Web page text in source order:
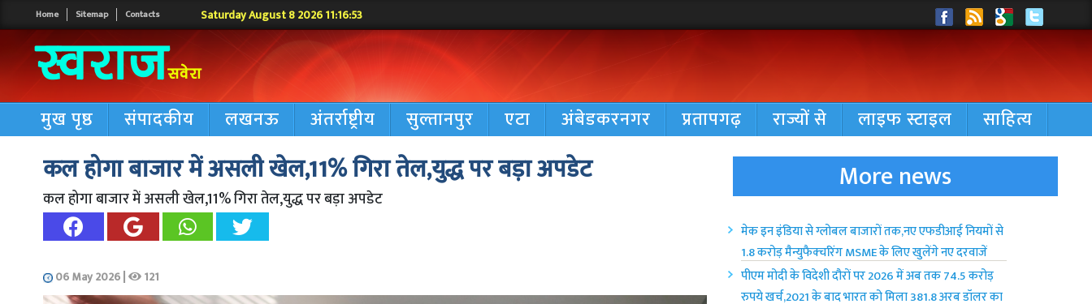
Home Sitemap Contacts Saturday August 8 2026 11:16:54
मुख पृष्ठ संपादकीय लखनऊ अंतर्राष्ट्रीय सुल्तानपुर एटा अंबेडकरनगर प्रतापगढ़ राज्यों से लाइफ स्टाइल साहित्य
कल होगा बाजार में असली खेल,11% गिरा तेल,युद्ध पर बड़ा अपडेट
कल होगा बाजार में असली खेल,11% गिरा तेल,युद्ध पर बड़ा अपडेट
06 May 2026| 121
More news
मेक इन इंडिया से ग्लोबल बाजारों तक,नए एफडीआई नियमों से
1.8 करोड़ मैन्युफैक्चरिंग MSME के लिए खुलेंगे नए दरवाजें
पीएम मोदी के विदेशी दौरों पर 2026 में अब तक 74.5 करोड़
रुपये खर्च,2021 के बाद भारत को मिला 381.8 अरब डॉलर का